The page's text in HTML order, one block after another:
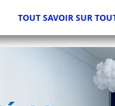
TOUT SAVOIR SUR